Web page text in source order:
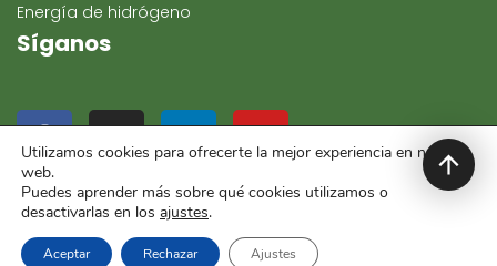
Energía de hidrógeno
Síganos
Copyright 2024, Keeway Energía. Reservados todos los
derechos.
Utilizamos cookies para ofrecerte la mejor experiencia en nuestra
web.
Puedes aprender más sobre qué cookies utilizamos o
desactivarlas en los ajustes.
Aceptar Rechazar Ajustes